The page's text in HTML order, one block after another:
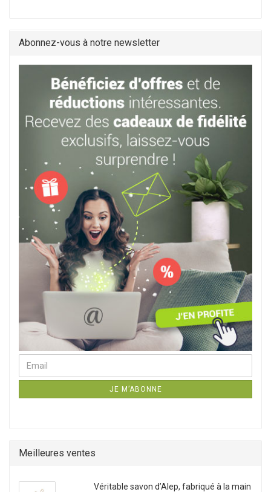
Abonnez-vous à notre newsletter
JE M’ABONNE
Meilleures ventes
Véritable savon d’Alep, fabriqué à la main